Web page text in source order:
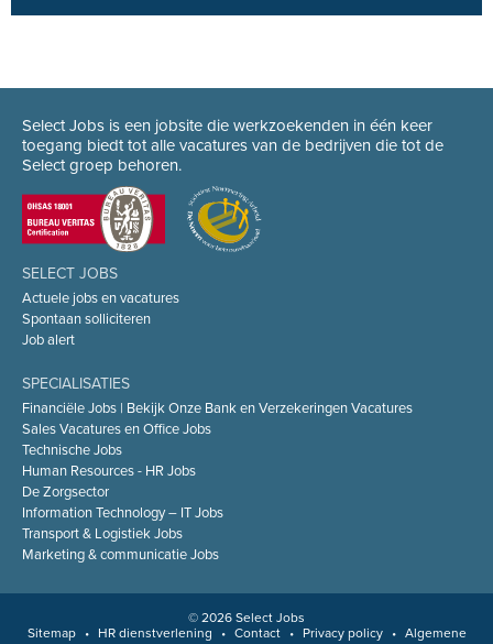
Select Jobs is een jobsite die werkzoekenden in één keer
toegang biedt tot alle vacatures van de bedrijven die tot de
Select groep behoren.
SELECT JOBS
Actuele jobs en vacatures
Spontaan solliciteren
Job alert
SPECIALISATIES
Financiële Jobs | Bekijk Onze Bank en Verzekeringen Vacatures
Sales Vacatures en Office Jobs
Technische Jobs
Human Resources - HR Jobs
De Zorgsector
Information Technology – IT Jobs
Transport & Logistiek Jobs
Marketing & communicatie Jobs
© 2026 Select Jobs
Sitemap
• HR dienstverlening • Contact • Privacy policy •
Algemene